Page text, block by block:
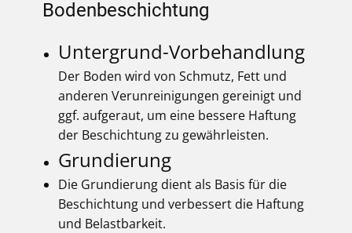
Bodenbeschichtung
Untergrund-Vorbehandlung
Der Boden wird von Schmutz, Fett und
anderen Verunreinigungen gereinigt und
ggf. aufgeraut, um eine bessere Haftung
der Beschichtung zu gewährleisten.
Grundierung
Die Grundierung dient als Basis für die
Beschichtung und verbessert die Haftung
und Belastbarkeit.